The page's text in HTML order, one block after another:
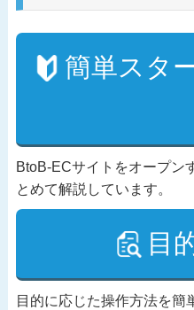
簡単スタ
BtoB-ECサイトをオープン
とめて解説しています。
目
目的に応じた操作方法を簡